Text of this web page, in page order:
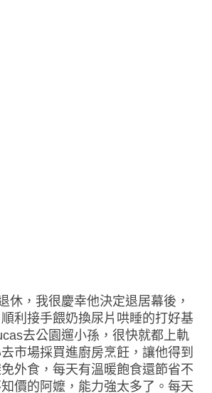
休，我很慶幸他決定退居幕後，
利接手餵奶換尿片哄睡的打好基
去公園遛小孫，很快就都上軌
市場採買進廚房烹飪，讓他得到
外食，每天有溫暖飽食還節省不
價的阿嬤，能力強太多了。每天